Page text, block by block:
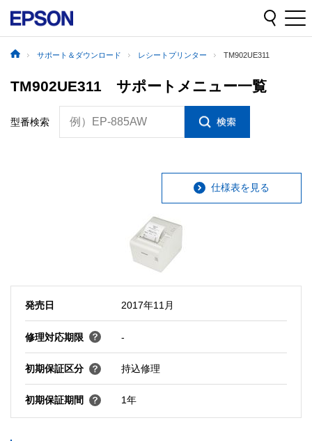
サポート＆ダウンロード レシートプリンター TM902UE311
TM902UE311 サポートメニュー一覧
型番検索 例）EP-885AW
仕様表を見る
発売日 2017年11月
修理対応期限 -
初期保証区分 持込修理
初期保証期間 1年